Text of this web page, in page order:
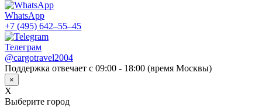
WhatsApp
+7 (495) 642–55–45
Телеграм
@cargotravel2004
Поддержка отвечает с 09:00 - 18:00 (время Москвы)
×
X
Выберите город